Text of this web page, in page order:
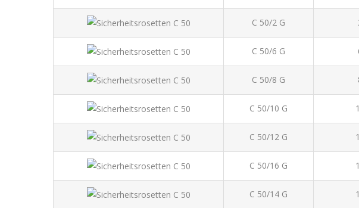
C 50/2 G
C 50/6 G
C 50/8 G
C 50/10 G
C 50/12 G
C 50/16 G
C 50/14 G